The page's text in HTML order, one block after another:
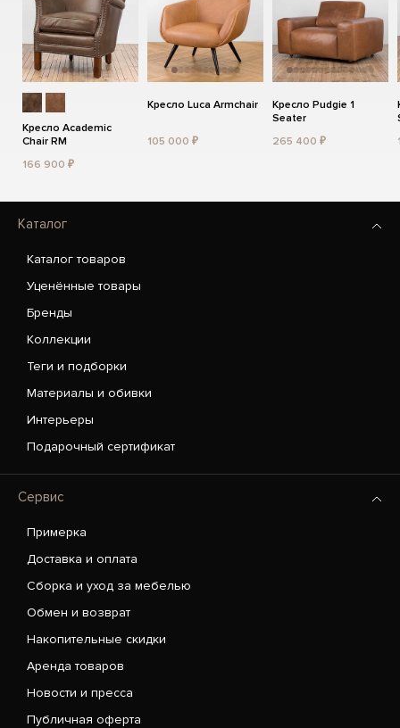
Кресло Academic
Chair RM
166 900 ₽
Кресло Luca Armchair
105 000 ₽
Кресло Pudgie 1
Seater
265 400 ₽
Каталог
Каталог товаров
Уценённые товары
Бренды
Коллекции
Теги и подборки
Материалы и обивки
Интерьеры
Подарочный сертификат
Сервис
Примерка
Доставка и оплата
Сборка и уход за мебелью
Обмен и возврат
Накопительные скидки
Аренда товаров
Новости и пресса
Публичная оферта